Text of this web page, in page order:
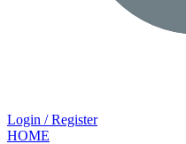
Login / Register
HOME